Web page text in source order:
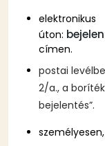
elektronikus
úton:
címen.
postai
2/a., a
bejelentés”.